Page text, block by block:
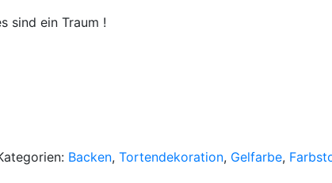
sind ein Traum !
Backen, Tortendekoration, Gelfarbe,